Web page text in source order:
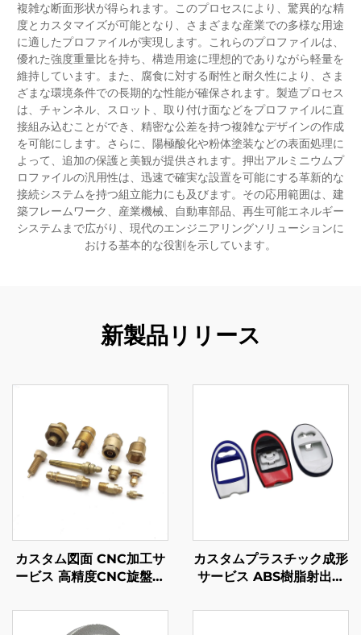
複雑な断面形状が得られます。このプロセスにより、驚異的な精
度とカスタマイズが可能となり、さまざまな産業での多様な用途
に適したプロファイルが実現します。これらのプロファイルは、
優れた強度重量比を持ち、構造用途に理想的でありながら軽量を
維持しています。また、腐食に対する耐性と耐久性により、さま
ざまな環境条件での長期的な性能が確保されます。製造プロセス
は、チャンネル、スロット、取り付け面などをプロファイルに直
接組み込むことができ、精密な公差を持つ複雑なデザインの作成
を可能にします。さらに、陽極酸化や粉体塗装などの表面処理に
よって、追加の保護と美観が提供されます。押出アルミニウムプ
ロファイルの汎用性は、迅速で確実な設置を可能にする革新的な
接続システムを持つ組立能力にも及びます。その応用範囲は、建
築フレームワーク、産業機械、自動車部品、再生可能エネルギー
システムまで広がり、現代のエンジニアリングソリューションに
おける基本的な役割を示しています。
新製品リリース
カスタム図面 CNC加工サ
ービス 高精度CNC旋盤加
品
カスタムプラスチック成形
サービス ABS樹脂射出成
ジャー